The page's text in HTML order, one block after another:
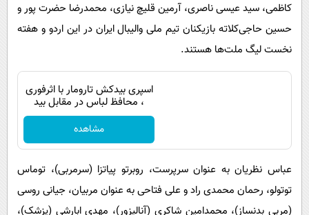
کاظمی، سید عیسی ناصری، آرمین قلیچ نیازی، محمدرضا حضرت پور و
حسین حاجی‌کلاته بازیکنان تیم ملی والیبال ایران در این اردو و هفته
نخست لیگ ملت‌ها هستند.
اسپری بیدکش تارومار با اثرفوری
، محافظ لباس در مقابل بید
مشاهده
عباس نظریان به عنوان سرپرست، روبرتو پیاتزا (سرمربی)، توماس
توتولو، رحمان محمدی راد ‌و علی فتاحی به عنوان مربیان، جیانی روسی
(مربی بدنساز)، محمدامین شاکری (آنالیزور)، مهدی ابارشی (پزشک)،